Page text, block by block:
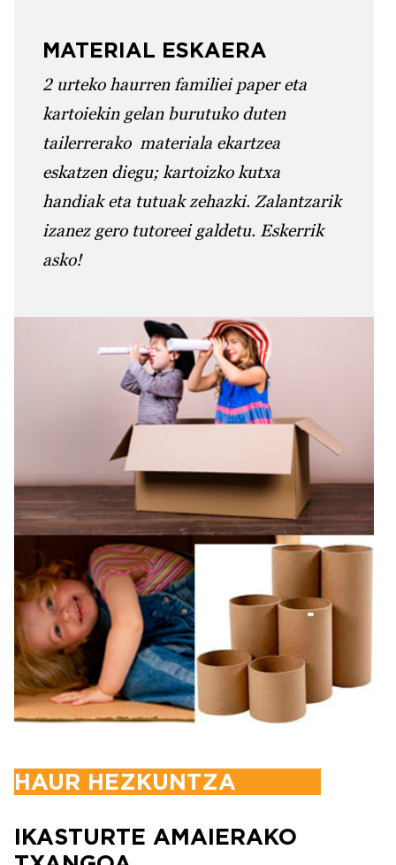
MATERIAL ESKAERA
2 urteko haurren familiei paper eta
kartoiekin gelan burutuko duten
tailerrerako materiala ekartzea
eskatzen diegu; kartoizko kutxa
handiak eta tutuak zehazki. Zalantzarik
izanez gero tutoreei galdetu. Eskerrik
asko!
HAUR HEZKUNTZA
IKASTURTE AMAIERAKO